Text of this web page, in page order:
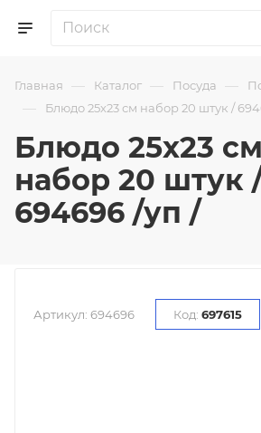
Главная — Каталог — Посуда —
— Блюдо 25х23 см набор 20 штук /
Блюдо 25х23 см
набор 20 штук
694696 /уп /
Артикул: 694696 Код: 697615